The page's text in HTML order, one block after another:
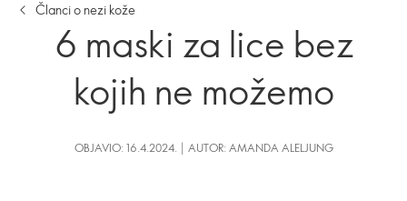
Članci o nezi kože
6 maski za lice bez
kojih ne možemo
OBJAVIO: 16.4.2024. | AUTOR: AMANDA ALELJUNG